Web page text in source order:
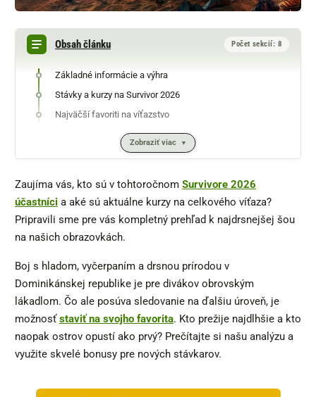
Obsah článku Počet sekcií: 8
Základné informácie a výhra
Stávky a kurzy na Survivor 2026
Najväčší favoriti na víťazstvo
Zobraziť viac
Zaujíma vás, kto sú v tohtoročnom Survivore 2026
účastníci a aké sú aktuálne kurzy na celkového víťaza?
Pripravili sme pre vás kompletný prehľad k najdrsnejšej šou
na našich obrazovkách.
Boj s hladom, vyčerpaním a drsnou prírodou v
Dominikánskej republike je pre divákov obrovským
lákadlom. Čo ale posúva sledovanie na ďalšiu úroveň, je
možnosťstaviť na svojho favorita. Kto prežije najdlhšie a kto
naopak ostrov opustí ako prvý? Prečítajte si našu analýzu a
využite skvelé bonusy pre nových stávkarov.